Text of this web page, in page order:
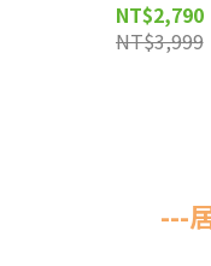
NT$2,790
NT$3,999
---